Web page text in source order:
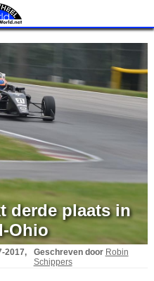
derde plaats in
Ohio
2017,
Geschreven door Robin
Schippers